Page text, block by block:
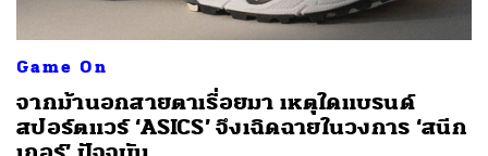
Game On
จากม้านอกสายตาเรื่อยมา เหตุใดแบรนด์
สปอร์ตแวร์ ‘ASICS’ จึงเฉิดฉายในวงการ ‘สนีก
TWEET LINE EMAIL